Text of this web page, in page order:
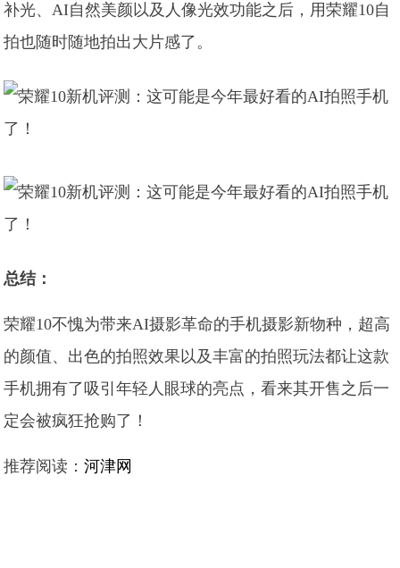
补光、AI自然美颜以及人像光效功能之后，用荣耀10自
拍也随时随地拍出大片感了。
总结：
荣耀10不愧为带来AI摄影革命的手机摄影新物种，超高
的颜值、出色的拍照效果以及丰富的拍照玩法都让这款
手机拥有了吸引年轻人眼球的亮点，看来其开售之后一
定会被疯狂抢购了！
推荐阅读：河津网